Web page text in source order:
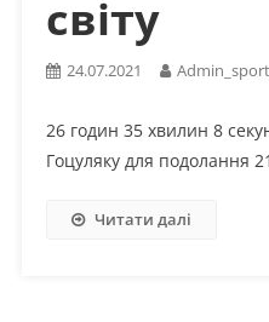
світу
24.07.2021 Admin_sport
26 годин 35 хвилин 8
Гоцуляку для подолання
Читати далі